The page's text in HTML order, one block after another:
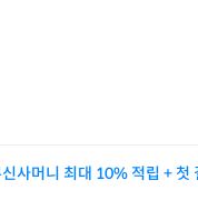
사머니 최대 10% 적립 + 첫